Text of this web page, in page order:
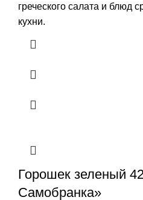
греческого салата и блюд
кухни.
Горошек зеленый
Самобранка»